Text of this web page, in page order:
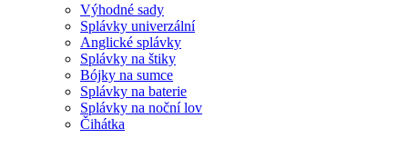
Výhodné sady
Splávky univerzální
Anglické splávky
Splávky na štiky
Bójky na sumce
Splávky na baterie
Splávky na noční lov
Čihátka